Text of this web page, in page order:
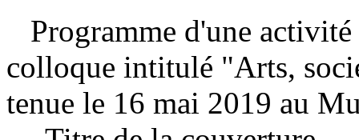
Programme d'une activité
colloque intitulé "Arts,
tenue le 16 mai 2019 au